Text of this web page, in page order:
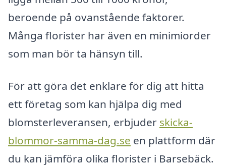
beroende på ovanstående faktorer.
Många florister har även en minimiorder
som man bör ta hänsyn till.
För att göra det enklare för dig att hitta
ett företag som kan hjälpa dig med
blomsterleveransen, erbjuder skicka-
blommor-samma-dag.se en plattform där
du kan jämföra olika florister i Barsebäck.